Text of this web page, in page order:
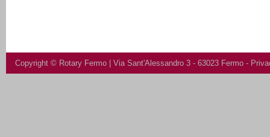
Copyright © Rotary Fermo | Via Sant'Alessandro 3 - 63023 Fermo -